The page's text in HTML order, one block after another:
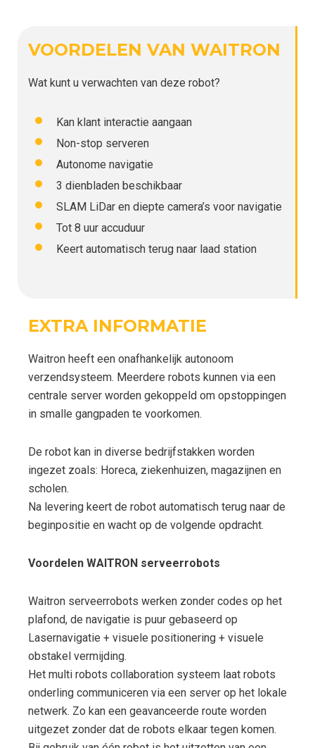
VOORDELEN VAN WAITRON
Wat kunt u verwachten van deze robot?
Kan klant interactie aangaan
Non-stop serveren
Autonome navigatie
3 dienbladen beschikbaar
SLAM LiDar en diepte camera’s voor navigatie
Tot 8 uur accuduur
Keert automatisch terug naar laad station
EXTRA INFORMATIE
Waitron heeft een onafhankelijk autonoom
verzendsysteem. Meerdere robots kunnen via een
centrale server worden gekoppeld om opstoppingen
in smalle gangpaden te voorkomen.
De robot kan in diverse bedrijfstakken worden
ingezet zoals: Horeca, ziekenhuizen, magazijnen en
scholen.
Na levering keert de robot automatisch terug naar de
beginpositie en wacht op de volgende opdracht.
Voordelen WAITRON serveerrobots
Waitron serveerrobots werken zonder codes op het
plafond, de navigatie is puur gebaseerd op
Lasernavigatie + visuele positionering + visuele
obstakel vermijding.
Het multi robots collaboration systeem laat robots
onderling communiceren via een server op het lokale
netwerk. Zo kan een geavanceerde route worden
uitgezet zonder dat de robots elkaar tegen komen.